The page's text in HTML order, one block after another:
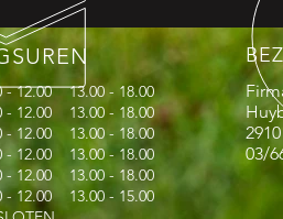
- 12.00 13.00 - 18.00
- 12.00 13.00 - 18.00
- 12.00 13.00 - 18.00
- 12.00 13.00 - 18.00
- 12.00 13.00 - 18.00
- 12.00 13.00 - 15.00
03/